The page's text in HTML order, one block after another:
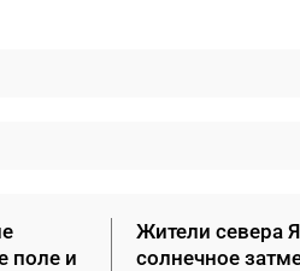
поле и
Жители севера
солнечное